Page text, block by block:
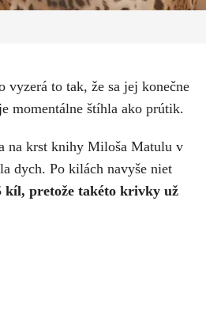
vyzerá to tak, že sa jej konečne
momentálne štíhla ako prútik.
na krst knihy Miloša Matulu v
dych. Po kilách navyše niet
kíl, pretože takéto krivky už